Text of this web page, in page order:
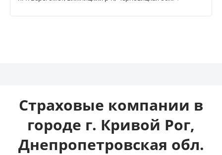
Страховые компании в
городе г. Кривой Рог,
Днепропетровская обл.